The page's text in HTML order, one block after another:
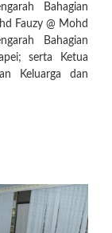
Bahagian
Fauzy @ Mohd
Bahagian
serta Ketua
Keluarga dan